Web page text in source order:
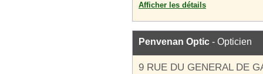
Afficher les détails
Penvenan Optic - Opticien
9 RUE DU GENERAL DE